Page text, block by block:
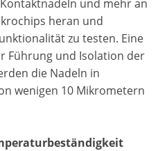
und mehr an
heran und
zu testen. Eine
Führung und Isolation der
die Nadeln in
wenigen 10 Mikrometern